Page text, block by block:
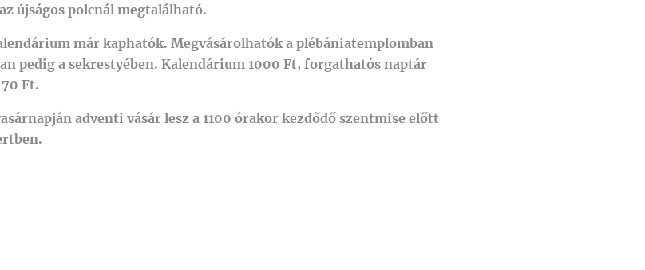
újságos polcnál megtalálható.
már kaphatók. Megvásárolhatók a plébániatemplomban
pedig a sekrestyében. Kalendárium 1000 Ft, forgathatós naptár
Ft.
adventi vásár lesz a 1100 órakor kezdődő szentmise előtt